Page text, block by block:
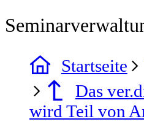
Startseite
Das
wird Teil von